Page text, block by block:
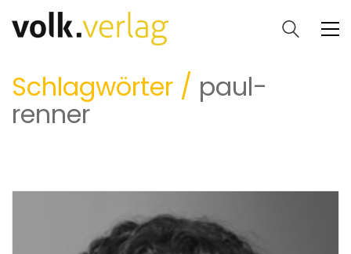
Schlagwörter / paul-
renner